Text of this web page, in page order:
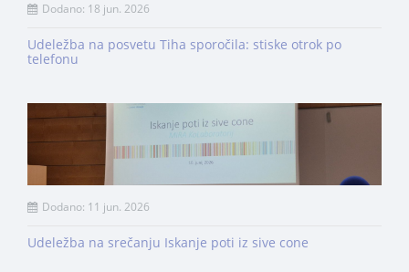
Dodano: 18 jun. 2026
Udeležba na posvetu Tiha sporočila: stiske otrok po
telefonu
Dodano: 11 jun. 2026
Udeležba na srečanju Iskanje poti iz sive cone